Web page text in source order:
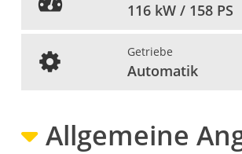
116 kW / 158 PS
Getriebe
Automatik
Allgemeine